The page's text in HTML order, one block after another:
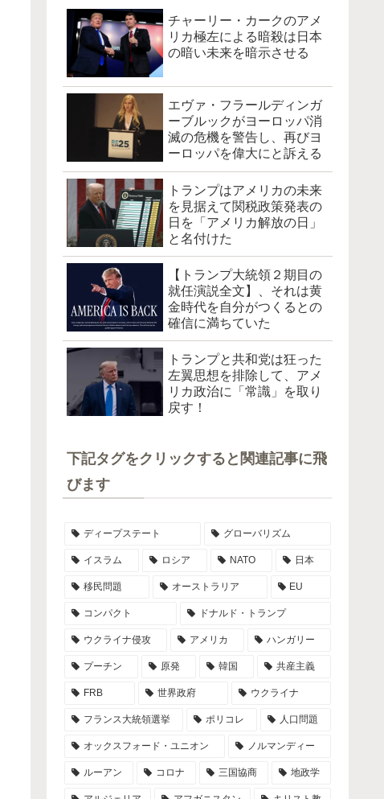
チャーリー・カークのアメ
リカ極左による暗殺は日本
の暗い未来を暗示させる
エヴァ・フラールディンガ
ーブルックがヨーロッパ消
滅の危機を警告し、再びヨ
ーロッパを偉大にと訴える
トランプはアメリカの未来
を見据えて関税政策発表の
日を「アメリカ解放の日」
と名付けた
【トランプ大統領２期目の
就任演説全文】、それは黄
金時代を自分がつくるとの
確信に満ちていた
トランプと共和党は狂った
左翼思想を排除して、アメ
リカ政治に「常識」を取り
戻す！
下記タグをクリックすると関連記事に飛
びます
ディープステート グローバリズム
イスラム ロシア NATO 日本
移民問題 オーストラリア EU
コンパクト ドナルド・トランプ
ウクライナ侵攻 アメリカ ハンガリー
プーチン 原発 韓国 共産主義
FRB 世界政府 ウクライナ
フランス大統領選挙 ポリコレ 人口問題
オックスフォード・ユニオン ノルマンディー
ルーアン コロナ 三国協商 地政学